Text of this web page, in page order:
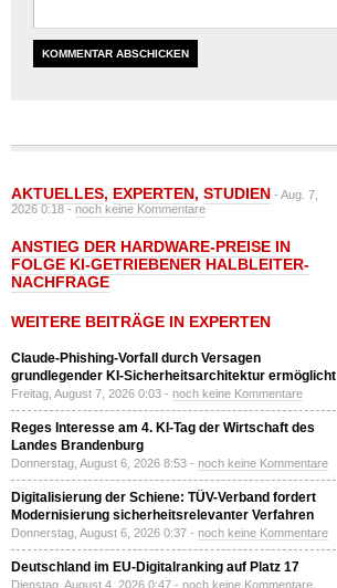
AKTUELLES, EXPERTEN, STUDIEN - Aug. 7,
2026 0:18 -noch keine Kommentare
ANSTIEG DER HARDWARE-PREISE IN
FOLGE KI-GETRIEBENER HALBLEITER-
NACHFRAGE
WEITERE BEITRÄGE IN EXPERTEN
Claude-Phishing-Vorfall durch Versagen
grundlegender KI-Sicherheitsarchitektur ermöglicht
Freitag, August 7, 2026 0:03 - noch keine Kommentare
Reges Interesse am 4. KI-Tag der Wirtschaft des
Landes Brandenburg
Donnerstag, August 6, 2026 8:53 - noch keine Kommentare
Digitalisierung der Schiene: TÜV-Verband fordert
Modernisierung sicherheitsrelevanter Verfahren
Donnerstag, August 6, 2026 0:37 - noch keine Kommentare
Deutschland im EU-Digitalranking auf Platz 17
Dienstag, August 4, 2026 0:47 - noch keine Kommentare